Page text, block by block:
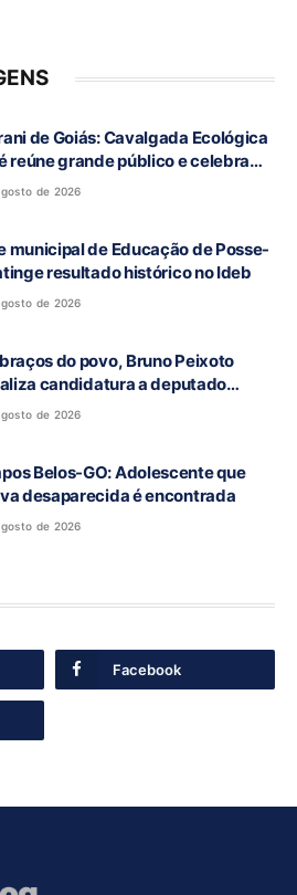
de Goiás: Cavalgada Ecológica
reúne grande público e celebra
religiosa
de 2026
municipal de Educação de Posse-
resultado histórico no Ideb
de 2026
do povo, Bruno Peixoto
candidatura a deputado
em convenção do União Brasil
de 2026
Belos-GO: Adolescente que
desaparecida é encontrada
de 2026
Facebook